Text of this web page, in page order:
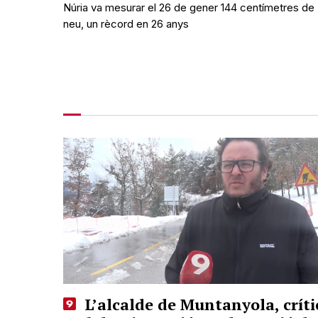
Núria va mesurar el 26 de gener 144 centímetres de
neu, un rècord en 26 anys
L’alcalde de Muntanyola,